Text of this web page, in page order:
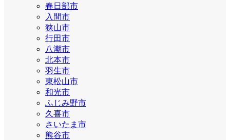
春日部市
入間市
狭山市
行田市
八潮市
北本市
羽生市
東松山市
和光市
ふじみ野市
久喜市
さいたま市
熊谷市